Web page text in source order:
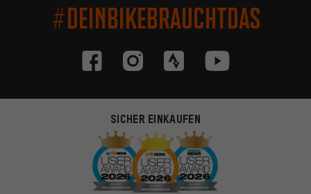
#DEINBIKEBRAUCHTDAS
SICHER EINKAUFEN